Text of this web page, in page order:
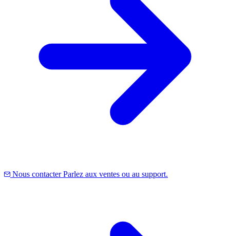
Nous contacter Parlez aux ventes ou au support.